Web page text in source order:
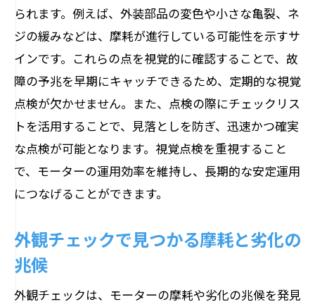
られます。例えば、外装部品の変色や小さな亀裂、ネ
ジの緩みなどは、摩耗が進行している可能性を示すサ
インです。これらの点を視覚的に確認することで、故
障の予兆を早期にキャッチできるため、定期的な視覚
点検が欠かせません。また、点検の際にチェックリス
トを活用することで、見落としを防ぎ、迅速かつ確実
な点検が可能となります。視覚点検を重視すること
で、モーターの運用効率を維持し、長期的な安定運用
につなげることができます。
外観チェックで見つかる摩耗と劣化の
兆候
外観チェックは、モーターの摩耗や劣化の兆候を発見